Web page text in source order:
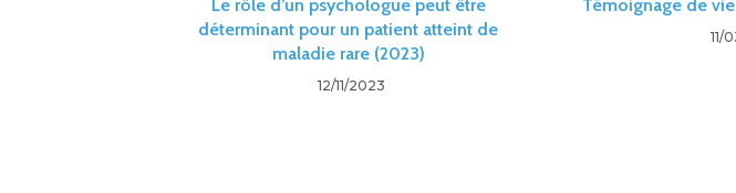
Le rôle d’un psychologue peut être
déterminant pour un patient atteint de
maladie rare (2023)
12/11/2023
Témoignage de
11/